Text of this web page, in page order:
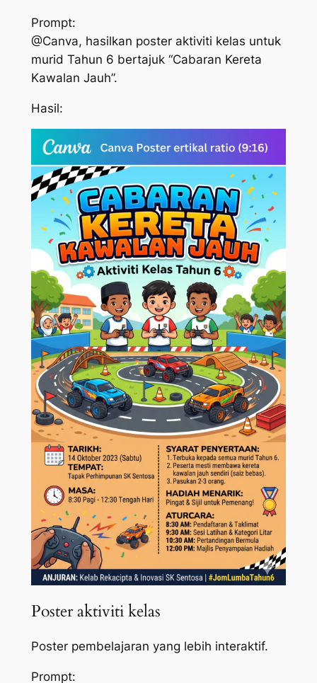
Prompt:
@Canva, hasilkan poster aktiviti kelas untuk
murid Tahun 6 bertajuk “Cabaran Kereta
Kawalan Jauh”.
Hasil:
Poster aktiviti kelas
Poster pembelajaran yang lebih interaktif.
Prompt: